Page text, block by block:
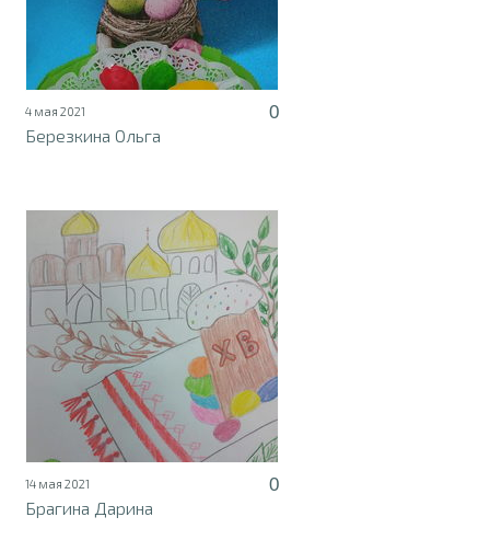
4 мая 2021
0
Березкина Ольга
14 мая 2021
0
Брагина Дарина